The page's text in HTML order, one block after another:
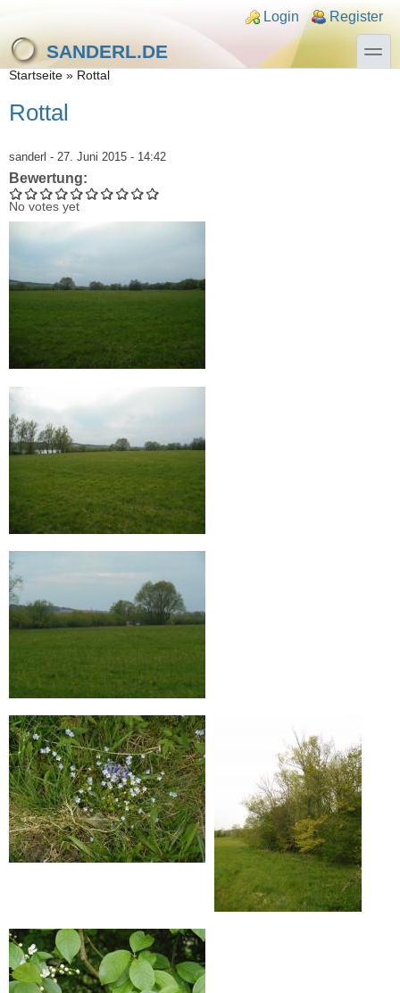
Login links
Login Register
SANDERL.DE
toggle
Sie sind hier
Startseite » Rottal
Rottal
sanderl - 27. Juni 2015 - 14:42
Bewertung:
No votes yet